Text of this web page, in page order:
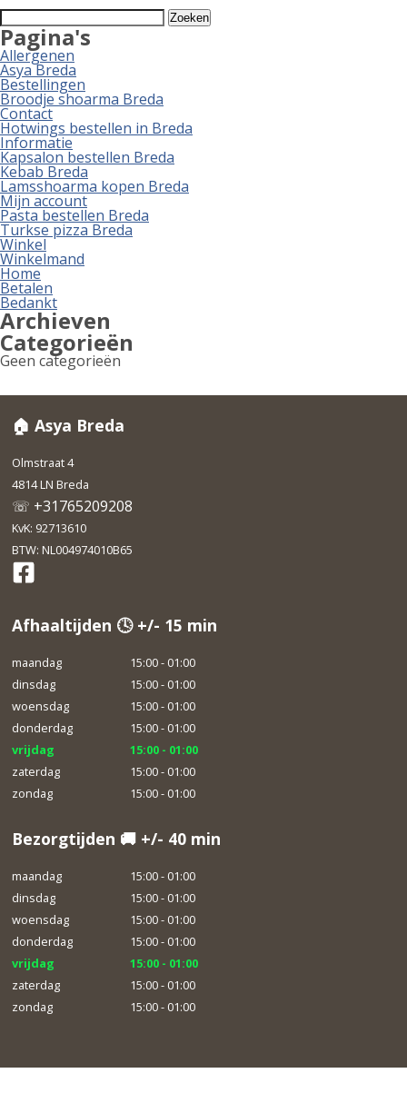
Zoeken
naar:
Pagina's
Allergenen
Asya Breda
Bestellingen
Broodje shoarma Breda
Contact
Hotwings bestellen in Breda
Informatie
Kapsalon bestellen Breda
Kebab Breda
Lamsshoarma kopen Breda
Mijn account
Pasta bestellen Breda
Turkse pizza Breda
Winkel
Winkelmand
Home
Betalen
Bedankt
Archieven
Categorieën
Geen categorieën
🏠 Asya Breda
Olmstraat 4
4814 LN Breda
☏ +31765209208
KvK: 92713610
BTW: NL004974010B65
Afhaaltijden 🕓 +/- 15 min
maandag
15:00 - 01:00
dinsdag
15:00 - 01:00
woensdag
15:00 - 01:00
donderdag
15:00 - 01:00
vrijdag
15:00 - 01:00
zaterdag
15:00 - 01:00
zondag
15:00 - 01:00
Bezorgtijden 🚚 +/- 40 min
maandag
15:00 - 01:00
dinsdag
15:00 - 01:00
woensdag
15:00 - 01:00
donderdag
15:00 - 01:00
vrijdag
15:00 - 01:00
zaterdag
15:00 - 01:00
zondag
15:00 - 01:00